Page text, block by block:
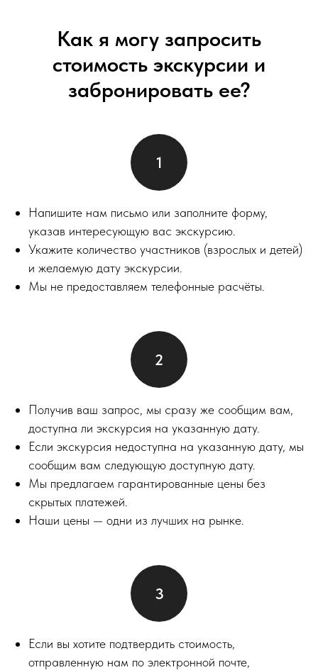
Как я могу запросить
стоимость экскурсии и
забронировать ее?
Напишите нам письмо или заполните форму,
указав интересующую вас экскурсию.
Укажите количество участников (взрослых и детей)
и желаемую дату экскурсии.
Мы не предоставляем телефонные расчёты.
Получив ваш запрос, мы сразу же сообщим вам,
доступна ли экскурсия на указанную дату.
Если экскурсия недоступна на указанную дату, мы
сообщим вам следующую доступную дату.
Мы предлагаем гарантированные цены без
скрытых платежей.
Наши цены — одни из лучших на рынке.
Если вы хотите подтвердить стоимость,
отправленную нам по электронной почте,